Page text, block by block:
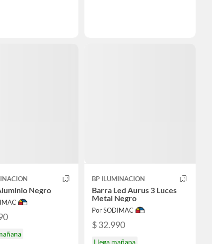
Negro
BP ILUMINACION
Barra Led Aurus 3 Luces
Metal Negro
Por SODIMAC
$ 32.990
Llega mañana